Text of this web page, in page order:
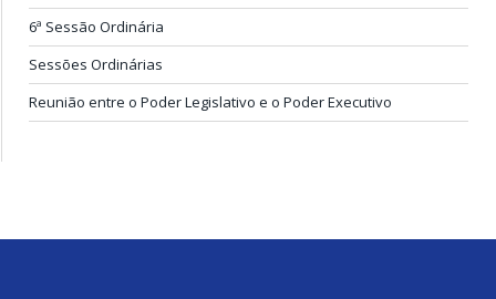
6ª Sessão Ordinária
Sessões Ordinárias
Reunião entre o Poder Legislativo e o Poder Executivo